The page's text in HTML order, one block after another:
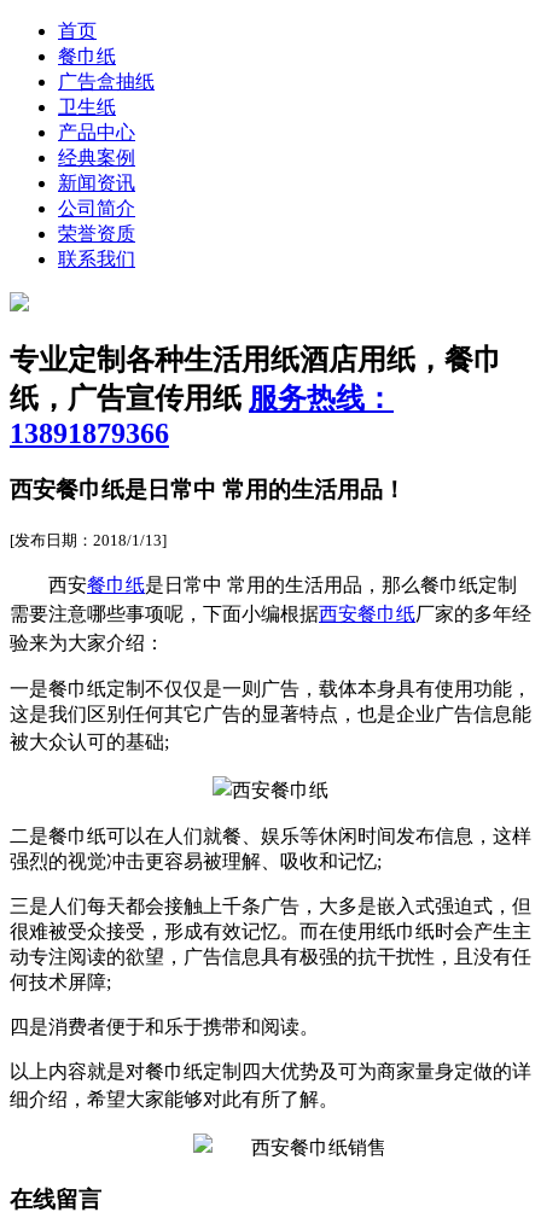
首页
餐巾纸
广告盒抽纸
卫生纸
产品中心
经典案例
新闻资讯
公司简介
荣誉资质
联系我们
专业定制各种生活用纸酒店用纸，餐巾
纸，广告宣传用纸 服务热线：
13891879366
​西安餐巾纸是日常中 常用的生活用品！
[发布日期：2018/1/13]
西安餐巾纸是日常中 常用的生活用品，那么餐巾纸定制
需要注意哪些事项呢，下面小编根据西安餐巾纸厂家的多年经
验来为大家介绍：
一是餐巾纸定制不仅仅是一则广告，载体本身具有使用功能，
这是我们区别任何其它广告的显著特点，也是企业广告信息能
被大众认可的基础;
二是餐巾纸可以在人们就餐、娱乐等休闲时间发布信息，这样
强烈的视觉冲击更容易被理解、吸收和记忆;
三是人们每天都会接触上千条广告，大多是嵌入式强迫式，但
很难被受众接受，形成有效记忆。而在使用纸巾纸时会产生主
动专注阅读的欲望，广告信息具有极强的抗干扰性，且没有任
何技术屏障;
四是消费者便于和乐于携带和阅读。
以上内容就是对餐巾纸定制四大优势及可为商家量身定做的详
细介绍，希望大家能够对此有所了解。
在线留言